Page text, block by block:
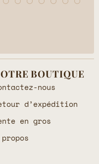
BOUTIQUE
nous
d’expédition
en gros